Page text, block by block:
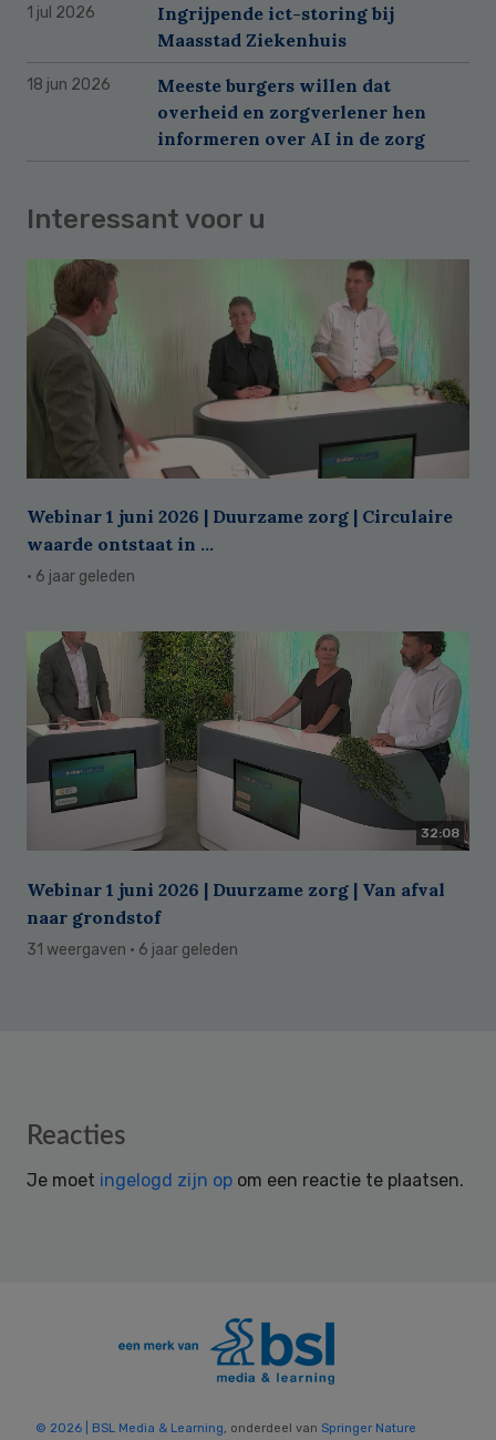
1 jul 2026
Ingrijpende ict-storing bij
Maasstad Ziekenhuis
18 jun 2026
Meeste burgers willen dat
overheid en zorgverlener hen
informeren over AI in de zorg
Interessant voor u
Webinar 1 juni 2026 | Duurzame zorg | Circulaire
waarde ontstaat in ...
· 6 jaar geleden
32:08
Webinar 1 juni 2026 | Duurzame zorg | Van afval
naar grondstof
31 weergaven · 6 jaar geleden
Reader
Reacties
Je moet ingelogd zijn op om een reactie te plaatsen.
© 2026 | BSL Media & Learning, onderdeel van Springer Nature